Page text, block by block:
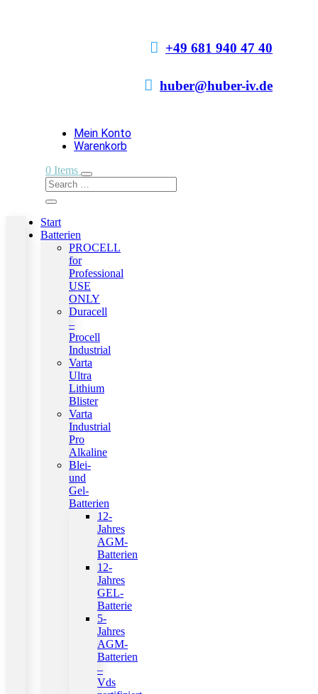
 +49 681 940 47 40
 huber@huber-iv.de
Mein Konto
Warenkorb
0 Items
Start
Batterien
PROCELL
for
Professional
USE
ONLY
Duracell
–
Procell
Industrial
Varta
Ultra
Lithium
Blister
Varta
Industrial
Pro
Alkaline
Blei-
und
Gel-
Batterien
12-
Jahres
AGM-
Batterien
12-
Jahres
GEL-
Batterie
5-
Jahres
AGM-
Batterien
–
Vds